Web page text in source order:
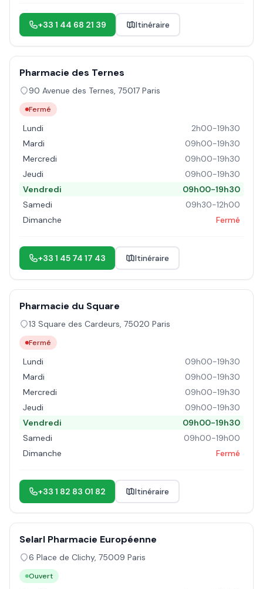
+33 1 44 68 21 39 Itinéraire
Pharmacie des Ternes
90 Avenue des Ternes, 75017 Paris
Fermé
Lundi
2h00-19h30
Mardi
09h00-19h30
Mercredi
09h00-19h30
Jeudi
09h00-19h30
Vendredi
09h00-19h30
Samedi
09h30-12h00
Dimanche
Fermé
+33 1 45 74 17 43 Itinéraire
Pharmacie du Square
13 Square des Cardeurs, 75020 Paris
Fermé
Lundi
09h00-19h30
Mardi
09h00-19h30
Mercredi
09h00-19h30
Jeudi
09h00-19h30
Vendredi
09h00-19h30
Samedi
09h00-19h00
Dimanche
Fermé
+33 1 82 83 01 82 Itinéraire
Selarl Pharmacie Européenne
6 Place de Clichy, 75009 Paris
Ouvert